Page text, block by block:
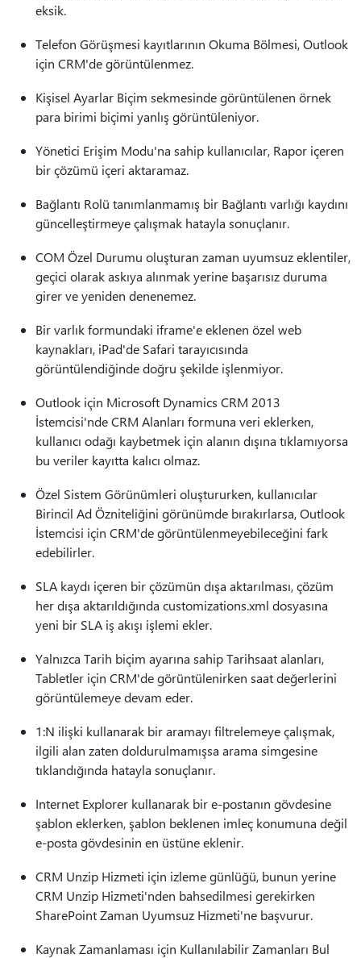
eksik.
Telefon Görüşmesi kayıtlarının Okuma Bölmesi, Outlook
için CRM'de görüntülenmez.
Kişisel Ayarlar Biçim sekmesinde görüntülenen örnek
para birimi biçimi yanlış görüntüleniyor.
Yönetici Erişim Modu'na sahip kullanıcılar, Rapor içeren
bir çözümü içeri aktaramaz.
Bağlantı Rolü tanımlanmamış bir Bağlantı varlığı kaydını
güncelleştirmeye çalışmak hatayla sonuçlanır.
COM Özel Durumu oluşturan zaman uyumsuz eklentiler,
geçici olarak askıya alınmak yerine başarısız duruma
girer ve yeniden denenemez.
Bir varlık formundaki iframe'e eklenen özel web
kaynakları, iPad'de Safari tarayıcısında
görüntülendiğinde doğru şekilde işlenmiyor.
Outlook için Microsoft Dynamics CRM 2013
İstemcisi'nde CRM Alanları formuna veri eklerken,
kullanıcı odağı kaybetmek için alanın dışına tıklamıyorsa
bu veriler kayıtta kalıcı olmaz.
Özel Sistem Görünümleri oluştururken, kullanıcılar
Birincil Ad Özniteliğini görünümde bırakırlarsa, Outlook
İstemcisi için CRM'de görüntülenmeyebileceğini fark
edebilirler.
SLA kaydı içeren bir çözümün dışa aktarılması, çözüm
her dışa aktarıldığında customizations.xml dosyasına
yeni bir SLA iş akışı işlemi ekler.
Yalnızca Tarih biçim ayarına sahip Tarihsaat alanları,
Tabletler için CRM'de görüntülenirken saat değerlerini
görüntülemeye devam eder.
1:N ilişki kullanarak bir aramayı filtrelemeye çalışmak,
ilgili alan zaten doldurulmamışsa arama simgesine
tıklandığında hatayla sonuçlanır.
Internet Explorer kullanarak bir e-postanın gövdesine
şablon eklerken, şablon beklenen imleç konumuna değil
e-posta gövdesinin en üstüne eklenir.
CRM Unzip Hizmeti için izleme günlüğü, bunun yerine
CRM Unzip Hizmeti'nden bahsedilmesi gerekirken
SharePoint Zaman Uyumsuz Hizmeti'ne başvurur.
Kaynak Zamanlaması için Kullanılabilir Zamanları Bul